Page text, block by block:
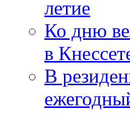
летие
Ко дню
в
В